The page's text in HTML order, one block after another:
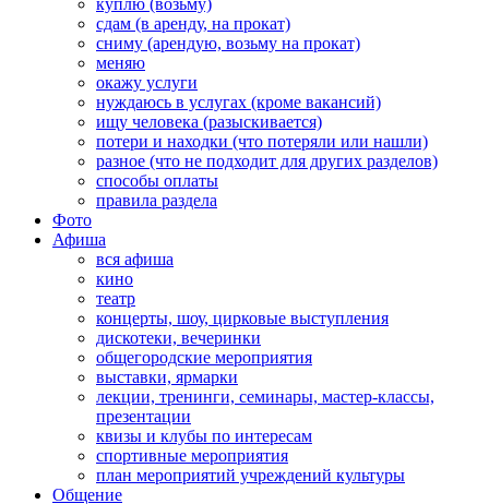
куплю (возьму)
сдам (в аренду, на прокат)
сниму (арендую, возьму на прокат)
меняю
окажу услуги
нуждаюсь в услугах (кроме вакансий)
ищу человека (разыскивается)
потери и находки (что потеряли или нашли)
разное (что не подходит для других разделов)
способы оплаты
правила раздела
Фото
Афиша
вся афиша
кино
театр
концерты, шоу, цирковые выступления
дискотеки, вечеринки
общегородские мероприятия
выставки, ярмарки
лекции, тренинги, семинары, мастер-классы,
презентации
квизы и клубы по интересам
спортивные мероприятия
план мероприятий учреждений культуры
Общение